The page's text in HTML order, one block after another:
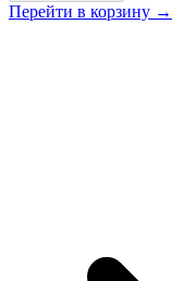
Перейти в корзину →